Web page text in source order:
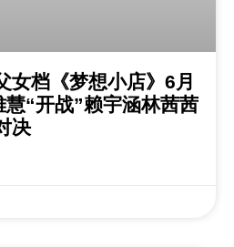
女档《梦想小店》6月
“开战”赖宇涵林茜茜
决